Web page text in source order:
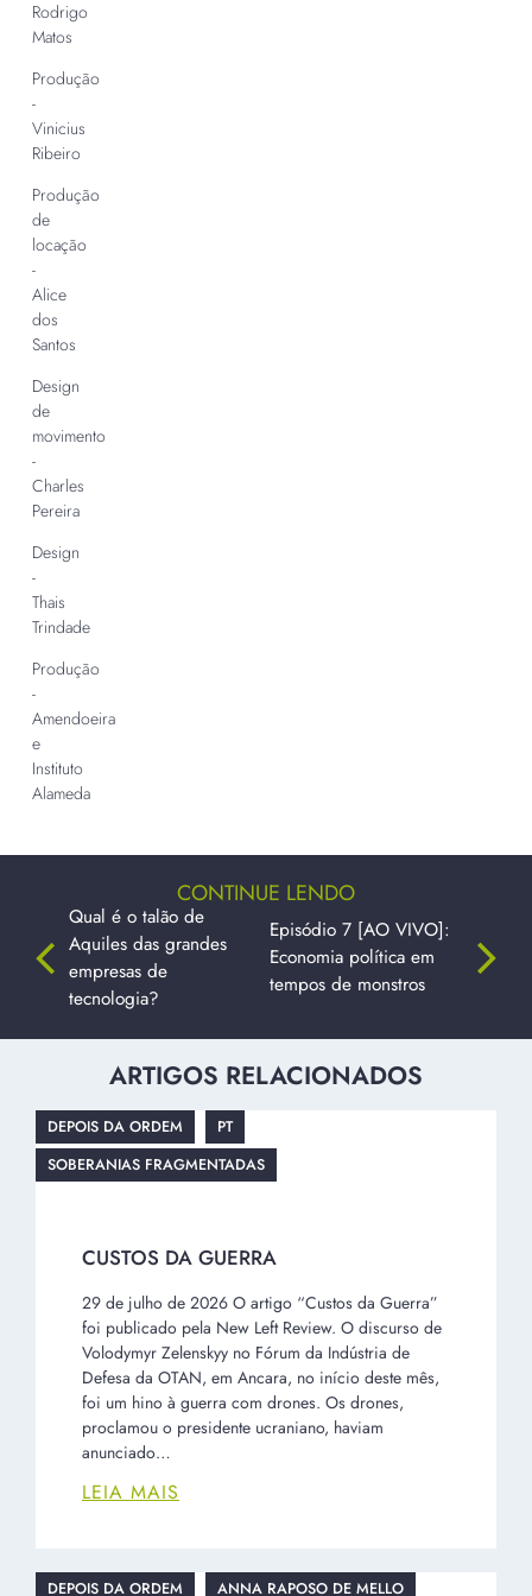
Rodrigo
Matos
Produção
-
Vinicius
Ribeiro
Produção
de
locação
-
Alice
dos
Santos
Design
de
movimento
-
Charles
Pereira
Design
-
Thais
Trindade
Produção
-
Amendoeira
e
Instituto
Alameda
CONTINUE LENDO
Qual é o talão de
Aquiles das grandes
empresas de
tecnologia?
Episódio 7 [AO VIVO]:
Economia política em
tempos de monstros
ARTIGOS RELACIONADOS
DEPOIS DA ORDEM
PT
SOBERANIAS FRAGMENTADAS
CUSTOS DA GUERRA
29 de julho de 2026 O artigo “Custos da Guerra”
foi publicado pela New Left Review. O discurso de
Volodymyr Zelenskyy no Fórum da Indústria de
Defesa da OTAN, em Ancara, no início deste mês,
foi um hino à guerra com drones. Os drones,
proclamou o presidente ucraniano, haviam
anunciado…
LEIA MAIS
DEPOIS DA ORDEM ANNA RAPOSO DE MELLO